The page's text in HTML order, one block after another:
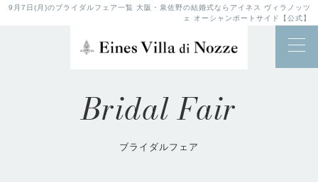
9月7日(月)のブライダルフェア一覧 大阪・泉佐野の結婚式ならアイネス ヴィラノッツ
ェ オーシャンポートサイド【公式】
Bridal Fair
ブライダルフェア